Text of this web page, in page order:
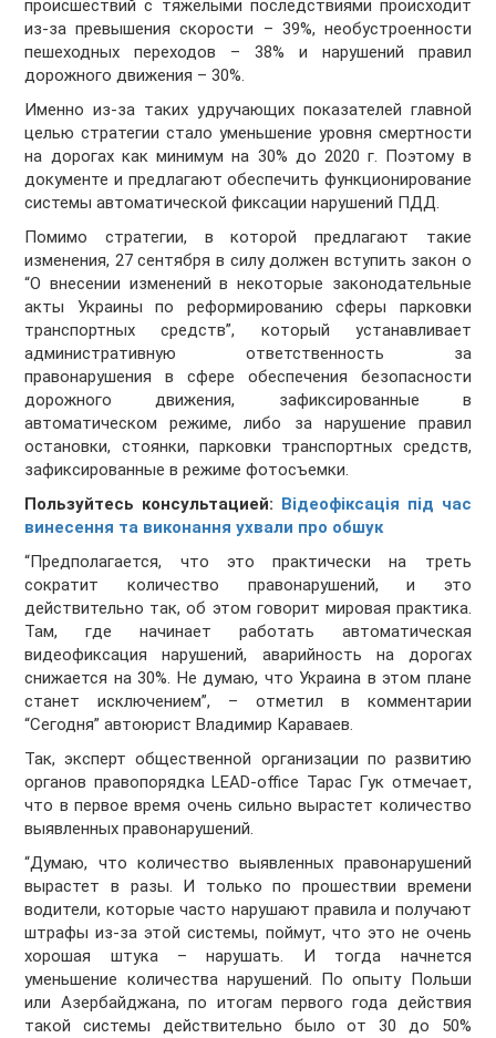
происшествий с тяжелыми последствиями происходит
из-за превышения скорости – 39%, необустроенности
пешеходных переходов – 38% и нарушений правил
дорожного движения – 30%.
Именно из-за таких удручающих показателей главной
целью стратегии стало уменьшение уровня смертности
на дорогах как минимум на 30% до 2020 г. Поэтому в
документе и предлагают обеспечить функционирование
системы автоматической фиксации нарушений ПДД.
Помимо стратегии, в которой предлагают такие
изменения, 27 сентября в силу должен вступить закон о
“О внесении изменений в некоторые законодательные
акты Украины по реформированию сферы парковки
транспортных средств”, который устанавливает
административную ответственность за
правонарушения в сфере обеспечения безопасности
дорожного движения, зафиксированные в
автоматическом режиме, либо за нарушение правил
остановки, стоянки, парковки транспортных средств,
зафиксированные в режиме фотосъемки.
Пользуйтесь консультацией: Відеофіксація під час
винесення та виконання ухвали про обшук
“Предполагается, что это практически на треть
сократит количество правонарушений, и это
действительно так, об этом говорит мировая практика.
Там, где начинает работать автоматическая
видеофиксация нарушений, аварийность на дорогах
снижается на 30%. Не думаю, что Украина в этом плане
станет исключением”, – отметил в комментарии
“Сегодня” автоюрист Владимир Караваев.
Так, эксперт общественной организации по развитию
органов правопорядка LEAD-office Тарас Гук отмечает,
что в первое время очень сильно вырастет количество
выявленных правонарушений.
“Думаю, что количество выявленных правонарушений
вырастет в разы. И только по прошествии времени
водители, которые часто нарушают правила и получают
штрафы из-за этой системы, поймут, что это не очень
хорошая штука – нарушать. И тогда начнется
уменьшение количества нарушений. По опыту Польши
или Азербайджана, по итогам первого года действия
такой системы действительно было от 30 до 50%